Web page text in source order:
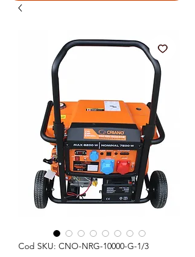
Cod SKU: CNO-NRG-10000-G-1/3